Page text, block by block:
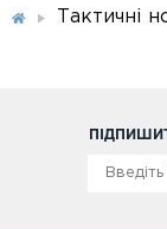
Тактичні